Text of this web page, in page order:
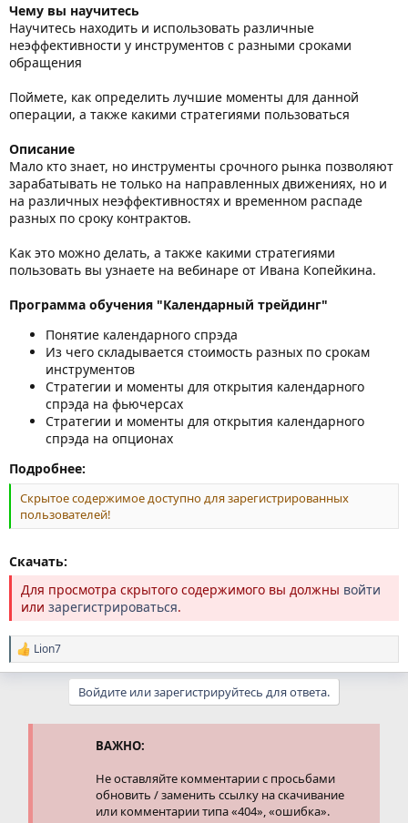
Чему вы научитесь
Научитесь находить и использовать различные
неэффективности у инструментов с разными сроками
обращения
Поймете, как определить лучшие моменты для данной
операции, а также какими стратегиями пользоваться
Описание
Мало кто знает, но инструменты срочного рынка позволяют
зарабатывать не только на направленных движениях, но и
на различных неэффективностях и временном распаде
разных по сроку контрактов.
Как это можно делать, а также какими стратегиями
пользовать вы узнаете на вебинаре от Ивана Копейкина.
Программа обучения "Календарный трейдинг"
Понятие календарного спрэда
Из чего складывается стоимость разных по срокам
инструментов
Стратегии и моменты для открытия календарного
спрэда на фьючерсах
Стратегии и моменты для открытия календарного
спрэда на опционах
Подробнее:
Скрытое содержимое доступно для зарегистрированных
пользователей!
Скачать:
Для просмотра скрытого содержимого вы должны войти
или зарегистрироваться.
Р
е
Lion7
Войдите или зарегистрируйтесь для ответа.
ВАЖНО:
Не оставляйте комментарии с просьбами
обновить / заменить ссылку на скачивание
или комментарии типа «404», «ошибка».